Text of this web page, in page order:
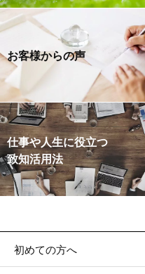
お客様からの声
仕事や人生に役立つ
致知活用法
初めての方へ